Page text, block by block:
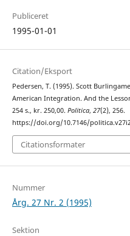
Publiceret
1995-01-01
Citation/Eksport
Pedersen, T. (1995). Scott
American Integration. And the
254 s., kr. 250,00. Politica, 27(2), 256.
https://doi.org/10.7146/
Citationsformater
Nummer
Årg. 27 Nr. 2 (1995)
Sektion